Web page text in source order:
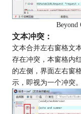
Beyond
文本冲突：
文本合并左右窗格文
存在冲突，本窗格内
的左侧，界面左右窗
示，即视为一个冲突。